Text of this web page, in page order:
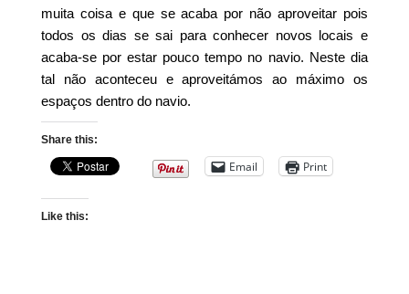
muita coisa e que se acaba por não aproveitar pois
todos os dias se sai para conhecer novos locais e
acaba-se por estar pouco tempo no navio. Neste dia
tal não aconteceu e aproveitámos ao máximo os
espaços dentro do navio.
Share this:
Email Print
Like this: